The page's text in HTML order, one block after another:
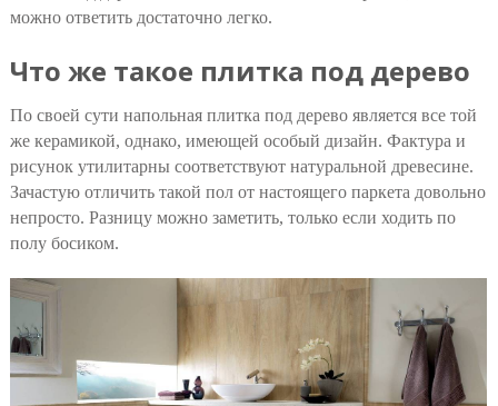
можно ответить достаточно легко.
Что же такое плитка под дерево
По своей сути напольная плитка под дерево является все той
же керамикой, однако, имеющей особый дизайн. Фактура и
рисунок утилитарны соответствуют натуральной древесине.
Зачастую отличить такой пол от настоящего паркета довольно
непросто. Разницу можно заметить, только если ходить по
полу босиком.